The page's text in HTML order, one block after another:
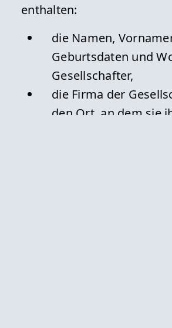
enthalten:
die Namen,
Geburtsdaten und
Gesellschafter,
die Firma der
den Ort, an dem sie